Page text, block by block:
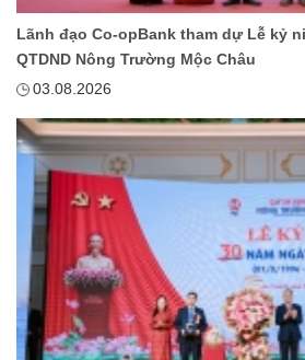
Lãnh đạo Co-opBank tham dự Lễ kỷ
QTDND Nông Trường Mộc Châu
03.08.2026